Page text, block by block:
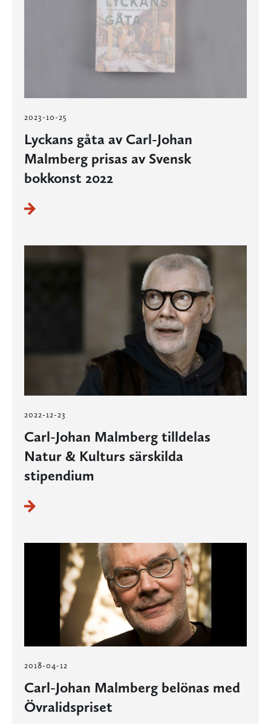
2023-10-25
Lyckans gåta av Carl-Johan
Malmberg prisas av Svensk
bokkonst 2022
2022-12-23
Carl-Johan Malmberg tilldelas
Natur & Kulturs särskilda
stipendium
2018-04-12
Carl-Johan Malmberg belönas med
Övralidspriset